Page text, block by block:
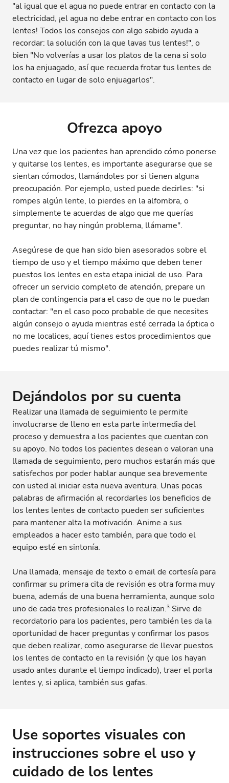
"al igual que el agua no puede entrar en contacto con la
electricidad, ¡el agua no debe entrar en contacto con los
lentes! Todos los consejos con algo sabido ayuda a
recordar: la solución con la que lavas tus lentes!", o
bien "No volverías a usar los platos de la cena si solo
los ha enjuagado, así que recuerda frotar tus lentes de
contacto en lugar de solo enjuagarlos".
Ofrezca apoyo
Una vez que los pacientes han aprendido cómo ponerse
y quitarse los lentes, es importante asegurarse que se
sientan cómodos, llamándoles por si tienen alguna
preocupación. Por ejemplo, usted puede decirles: "si
rompes algún lente, lo pierdes en la alfombra, o
simplemente te acuerdas de algo que me querías
preguntar, no hay ningún problema, llámame".
Asegúrese de que han sido bien asesorados sobre el
tiempo de uso y el tiempo máximo que deben tener
puestos los lentes en esta etapa inicial de uso. Para
ofrecer un servicio completo de atención, prepare un
plan de contingencia para el caso de que no le puedan
contactar: "en el caso poco probable de que necesites
algún consejo o ayuda mientras esté cerrada la óptica o
no me localices, aquí tienes estos procedimientos que
puedes realizar tú mismo".
Dejándolos por su cuenta
Realizar una llamada de seguimiento le permite
involucrarse de lleno en esta parte intermedia del
proceso y demuestra a los pacientes que cuentan con
su apoyo. No todos los pacientes desean o valoran una
llamada de seguimiento, pero muchos estarán más que
satisfechos por poder hablar aunque sea brevemente
con usted al iniciar esta nueva aventura. Unas pocas
palabras de afirmación al recordarles los beneficios de
los lentes lentes de contacto pueden ser suficientes
para mantener alta la motivación. Anime a sus
empleados a hacer esto también, para que todo el
equipo esté en sintonía.
Una llamada, mensaje de texto o email de cortesía para
confirmar su primera cita de revisión es otra forma muy
buena, además de una buena herramienta, aunque solo
uno de cada tres profesionales lo realizan.3 Sirve de
recordatorio para los pacientes, pero también les da la
oportunidad de hacer preguntas y confirmar los pasos
que deben realizar, como asegurarse de llevar puestos
los lentes de contacto en la revisión (y que los hayan
usado antes durante el tiempo indicado), traer el porta
lentes y, si aplica, también sus gafas.
Use soportes visuales con
instrucciones sobre el uso y
cuidado de los lentes